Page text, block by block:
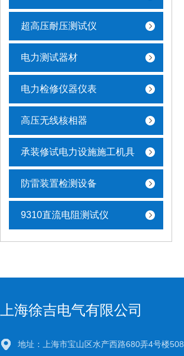
超高压耐压测试仪
电力测试器材
电力检修仪器仪表
高压无线核相器
承装修试电力设施施工机具
防雷装置检测设备
9310直流电阻测试仪
上海徐吉电气有限公司
地址：上海市宝山区水产西路680弄4号楼508